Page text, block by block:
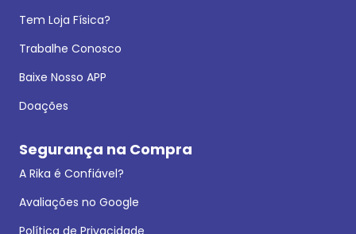
Tem Loja Física?
Trabalhe Conosco
Baixe Nosso APP
Doações
Segurança na Compra
A Rika é Confiável?
Avaliações no Google
Política de Privacidade